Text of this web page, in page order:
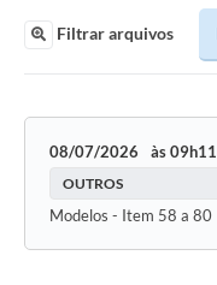
Filtrar arquivos
08/07/2026 09h11
OUTROS
Modelos - Item 58 a 80